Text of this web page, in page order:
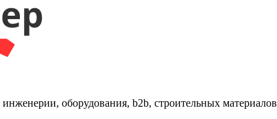
оборудования, b2b, строительных материалов